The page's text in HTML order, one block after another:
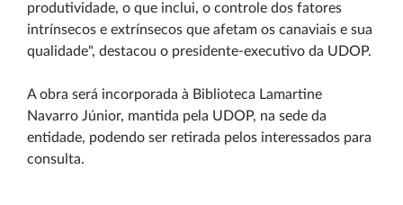
produtividade, o que inclui, o controle dos fatores
intrínsecos e extrínsecos que afetam os canaviais e sua
qualidade", destacou o presidente-executivo da UDOP.
A obra será incorporada à Biblioteca Lamartine
Navarro Júnior, mantida pela UDOP, na sede da
entidade, podendo ser retirada pelos interessados para
consulta.